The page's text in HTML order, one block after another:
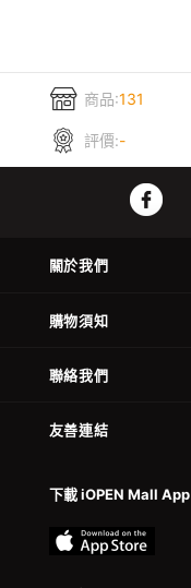
商品:131
評價:-
關於我們
購物須知
聯絡我們
友善連結
下載 iOPEN Mall App